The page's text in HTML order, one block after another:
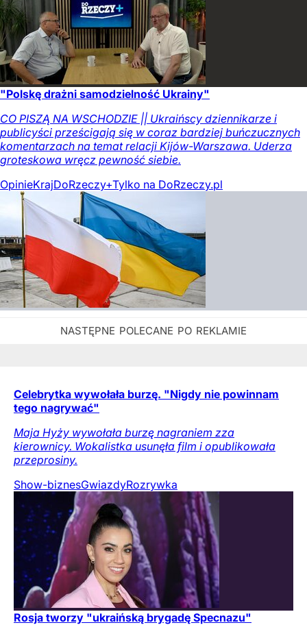
"Polskę drażni samodzielność Ukrainy"
CO PISZĄ NA WSCHODZIE || Ukraińscy dziennikarze i
publicyści prześcigają się w coraz bardziej buńczucznych
komentarzach na temat relacji Kijów-Warszawa. Uderza
groteskowa wręcz pewność siebie.
OpinieKrajDoRzeczy+Tylko na DoRzeczy.pl
Celebrytka wywołała burzę. "Nigdy nie powinnam
tego nagrywać"
Maja Hyży wywołała burzę nagraniem zza
kierownicy. Wokalistka usunęła film i opublikowała
przeprosiny.
Show-biznesGwiazdyRozrywka
Rosja tworzy "ukraińską brygadę Specnazu"